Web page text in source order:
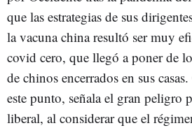
que las estrategias de sus
la vacuna china resultó ser muy
covid cero, que llegó a poner de
de chinos encerrados en sus
este punto, señala el gran peligro
liberal, al considerar que el